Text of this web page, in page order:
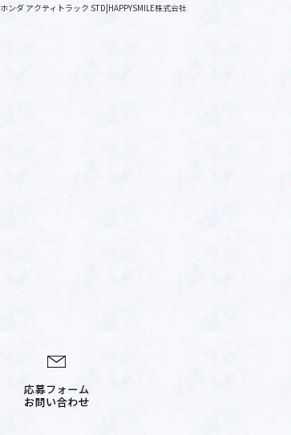
ホンダ アクティトラック STD|HAPPYSMILE株式会社